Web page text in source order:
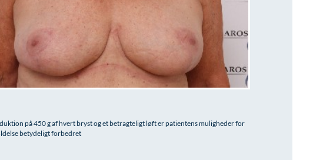
på 450 g af hvert bryst og et betragteligt løft er patientens muligheder for
betydeligt forbedret